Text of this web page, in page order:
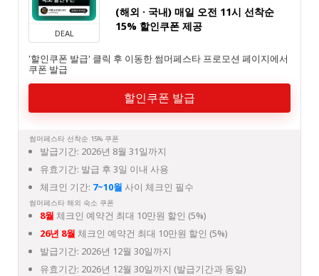
DEAL
(해외 · 국내) 매일 오전 11시 선착순
15% 할인쿠폰 제공
'할인쿠폰 발급' 클릭 후 이동한 썸머페스타 프로모션 페이지에서
쿠폰 발급
할인쿠폰 발급
썸머페스타 선착순 15% 쿠폰
발급기간: 2026년 8월 31일까지
유효기간: 발급 후 3일 이내 사용
체크인 기간: 7~10월 사이 체크인 필수
썸머페스타 해외 숙소 쿠폰
8월 체크인 예약건 최대 10만원 할인 (5%)
26년 8월 체크인 예약건 최대 10만원 할인 (5%)
발급기간: 2026년 12월 30일까지
유효기간: 2026년 12월 30일까지 (발급기간과 동일)